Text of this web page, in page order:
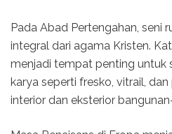
Pada Abad Pertengahan, seni
integral dari agama Kristen.
menjadi tempat penting untuk
karya seperti fresko, vitrail,
interior dan eksterior